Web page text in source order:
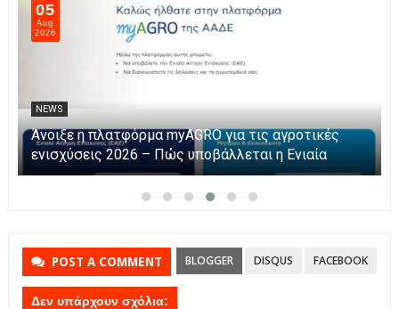
05
Aug
2026
NEWS
Η Καινοτομία στα ταξίδια μόνο στο Skarpos Tours
Parga
POST A COMMENT BLOGGER DISQUS FACEBOOK
Δεν υπάρχουν σχόλια: